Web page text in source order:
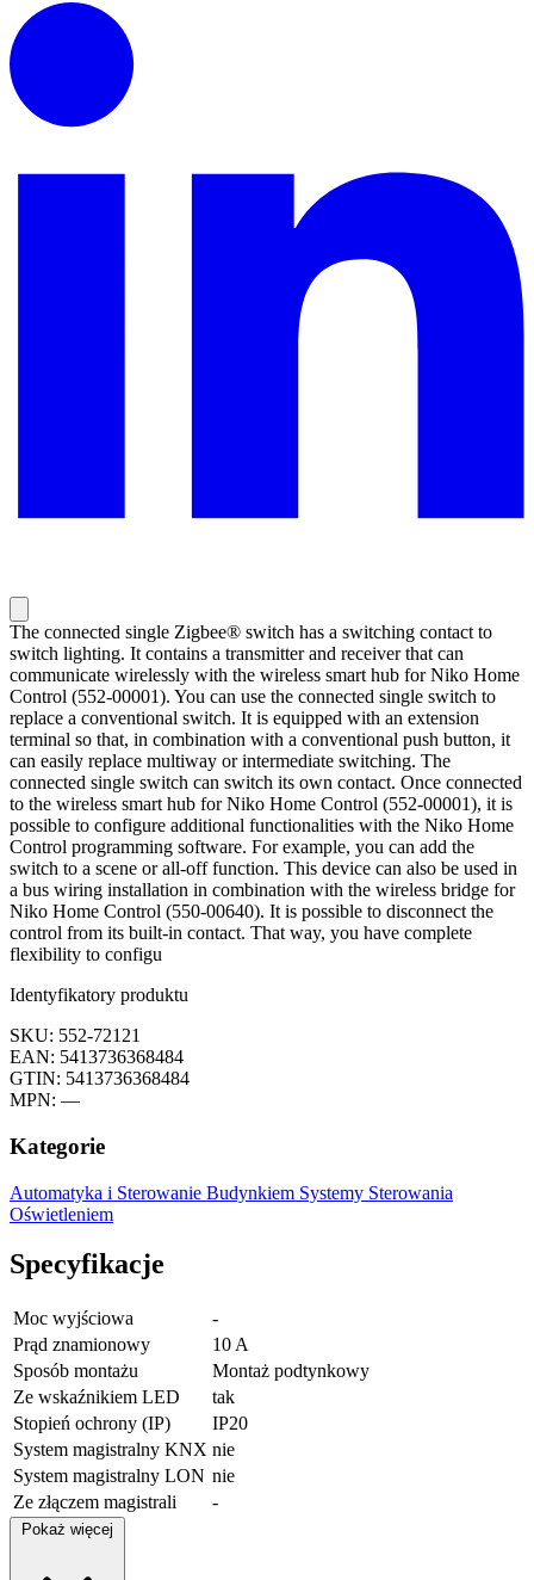
The connected single Zigbee® switch has a switching contact to
switch lighting. It contains a transmitter and receiver that can
communicate wirelessly with the wireless smart hub for Niko Home
Control (552-00001). You can use the connected single switch to
replace a conventional switch. It is equipped with an extension
terminal so that, in combination with a conventional push button, it
can easily replace multiway or intermediate switching. The
connected single switch can switch its own contact. Once connected
to the wireless smart hub for Niko Home Control (552-00001), it is
possible to configure additional functionalities with the Niko Home
Control programming software. For example, you can add the
switch to a scene or all-off function. This device can also be used in
a bus wiring installation in combination with the wireless bridge for
Niko Home Control (550-00640). It is possible to disconnect the
control from its built-in contact. That way, you have complete
flexibility to configu
Identyfikatory produktu
SKU: 552-72121
EAN: 5413736368484
GTIN: 5413736368484
MPN: —
Kategorie
Automatyka i Sterowanie Budynkiem Systemy Sterowania
Oświetleniem
Specyfikacje
Moc wyjściowa
-
Prąd znamionowy
10 A
Sposób montażu
Montaż podtynkowy
Ze wskaźnikiem LED
tak
Stopień ochrony (IP)
IP20
System magistralny KNX nie
System magistralny LON nie
Ze złączem magistrali
-
Pokaż więcej